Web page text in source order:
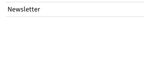
Newsletter